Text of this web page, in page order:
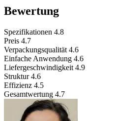
Bewertung
Spezifikationen 4.8
Preis 4.7
Verpackungsqualität 4.6
Einfache Anwendung 4.6
Liefergeschwindigkeit 4.9
Struktur 4.6
Effizienz 4.5
Gesamtwertung 4.7